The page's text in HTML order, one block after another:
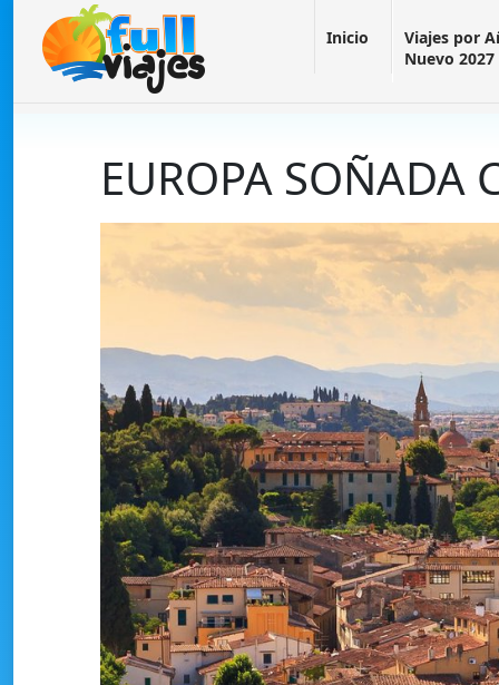
Inicio
Viajes por
Nuevo 2027
EUROPA SOÑADA